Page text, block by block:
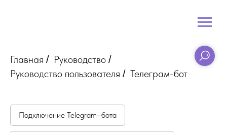
Главная / Руководство /
Руководство пользователя / Телеграм-бот
Подключение Telegram–бота